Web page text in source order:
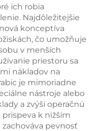
ich robia
Najdôležitejšie
konceptíva
čo umožňuje
v menších
priestoru sa
nákladov na
je mimoriadne
nástroje alebo
a zvýši operačnú
k nižším
pevnosť